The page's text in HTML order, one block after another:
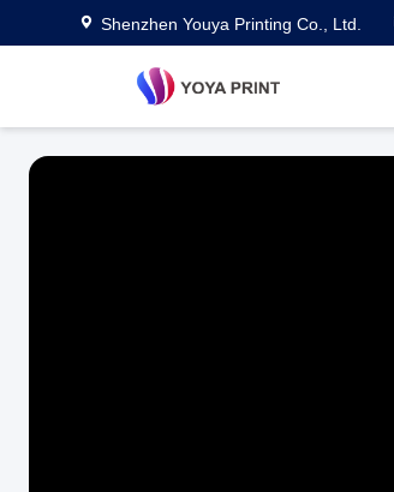
Shenzhen Youya Printing Co., Ltd.